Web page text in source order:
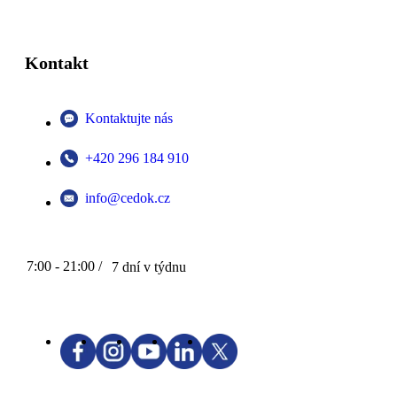
Kontakt
Kontaktujte nás
+420 296 184 910
info@cedok.cz
7:00 - 21:00 / 7 dní v týdnu